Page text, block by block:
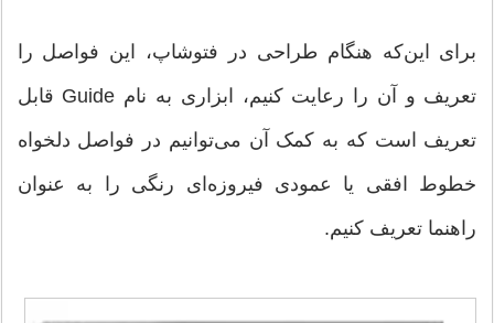
برای این‌که هنگام طراحی در فتوشاپ، این فواصل را
تعریف و آن را رعایت کنیم، ابزاری به نام Guide قابل
تعریف است که به کمک آن می‌توانیم در فواصل دلخواه
خطوط افقی یا عمودی فیروزه‌ای رنگی را به عنوان
راهنما تعریف کنیم.